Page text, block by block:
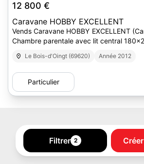
12 800 €
Caravane HOBBY EXCELLENT
Vends Caravane HOBBY EXCELLENT
Chambre parentale avec lit central
Le Bois-d'Oingt (69620) Année 2012
Particulier
Filtrer 2